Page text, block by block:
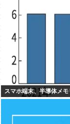
スマホ端末、半導体メ